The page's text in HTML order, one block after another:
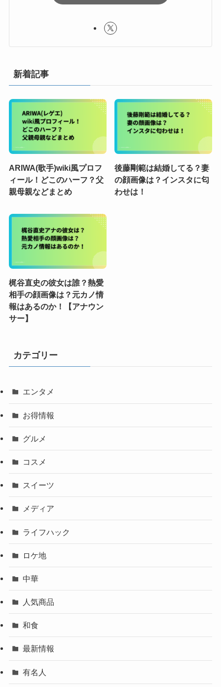
新着記事
ARIWA(歌手)wiki風プロフ
ィール！どこのハーフ？父
親母親などまとめ
後藤剛範は結婚してる？妻
の顔画像は？インスタに匂
わせは！
梶谷直史の彼女は誰？熱愛
相手の顔画像は？元カノ情
報はあるのか！【アナウン
サー】
カテゴリー
エンタメ
お得情報
グルメ
コスメ
スイーツ
メディア
ライフハック
ロケ地
中華
人気商品
和食
最新情報
有名人